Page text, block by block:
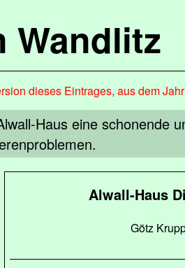
Wandlitz
dieses Eintrages, aus dem
Haus eine schonende
Alwall-Haus
Götz